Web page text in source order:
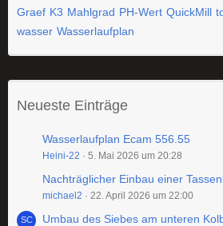
Graef K3 Mahlgrad PH-Wert QuickMill
wasser Wasserlaufplan
Neueste Einträge
Wasserlaufplan Ecam 556.55
Heini-22 5. Mai 2026 um 20:28
Nachträglicher Einbau einer
michael2 22. April 2026 um 22:00
Umbau des Siebes am unteren